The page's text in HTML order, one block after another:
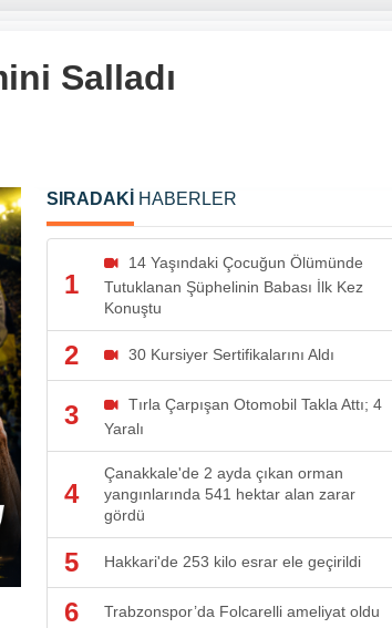
Salladı
SIRADAKİ HABERLER
1
14 Yaşındaki Çocuğun Ölümünde
Tutuklanan Şüphelinin Babası İlk Kez
Konuştu
2 30 Kursiyer Sertifikalarını Aldı
3
Tırla Çarpışan Otomobil Takla Attı; 4
Yaralı
4
Çanakkale'de 2 ayda çıkan orman
yangınlarında 541 hektar alan zarar
gördü
5 Hakkari'de 253 kilo esrar ele geçirildi
6 Trabzonspor’da Folcarelli ameliyat oldu